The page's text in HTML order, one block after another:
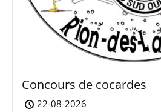
Concours de cocardes
22-08-2026